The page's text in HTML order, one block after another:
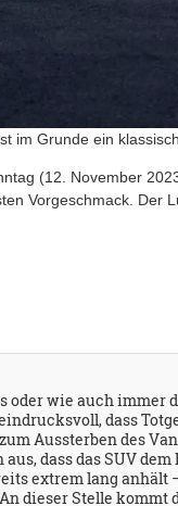
im Grunde ein
(12. November
Vorgeschmack. Der
oder wie auch
dass
Aussterben des
dass das SUV
extrem lang
dieser Stelle kommt